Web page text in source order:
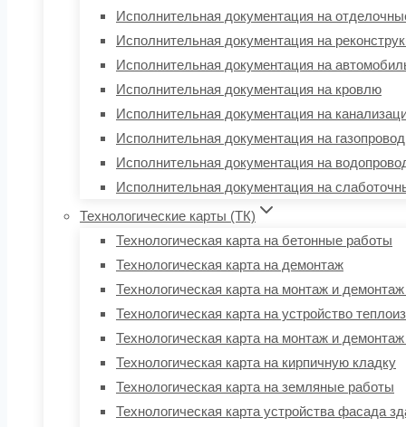
Исполнительная документация на
Исполнительная документация на
Исполнительная документация на
Исполнительная документация на кровлю
Исполнительная документация на
Исполнительная документация на газопровод
Исполнительная документация на
Исполнительная документация на
Технологические карты (ТК)
Технологическая карта на бетонные работы
Технологическая карта на демонтаж
Технологическая карта на монтаж и
Технологическая карта на устройство
Технологическая карта на монтаж и
Технологическая карта на кирпичную кладку
Технологическая карта на земляные работы
Технологическая карта устройства фасада